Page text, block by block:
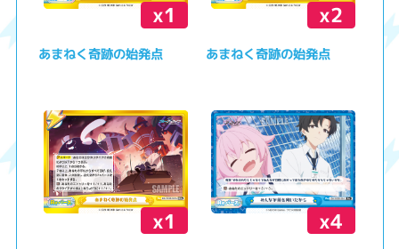
x1
あまねく奇跡の始発点
x2
あまねく奇跡の始発点
x1 x4